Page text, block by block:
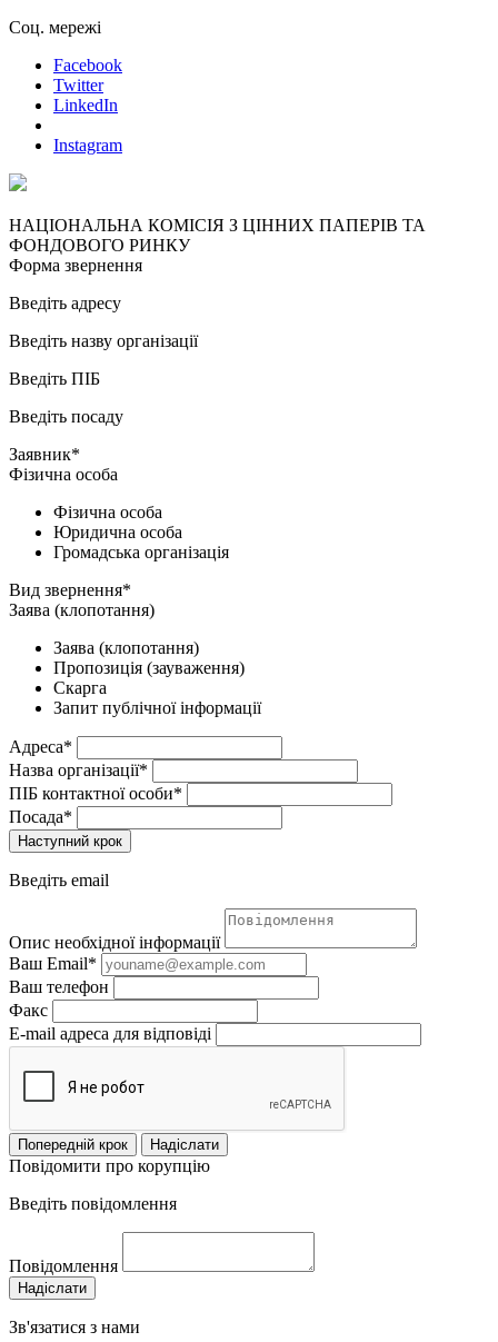
Соц. мережі
Facebook
Twitter
LinkedIn
Instagram
НАЦІОНАЛЬНА КОМІСІЯ З ЦІННИХ ПАПЕРІВ ТА
ФОНДОВОГО РИНКУ
Форма звернення
Введіть адресу
Введіть назву організації
Введіть ПІБ
Введіть посаду
Заявник*
Фізична особа
Фізична особа
Юридична особа
Громадська організація
Вид звернення*
Заява (клопотання)
Заява (клопотання)
Пропозиція (зауваження)
Скарга
Запит публічної інформації
Адреса*
Назва організації*
ПІБ контактної особи*
Посада*
Наступний крок
Введіть email
Опис необхідної інформації
Ваш Email*
Ваш телефон
Факс
E-mail адреса для відповіді
Попередній крок Надіслати
Повідомити про корупцію
Введіть повідомлення
Повідомлення
Надіслати
Зв'язатися з нами